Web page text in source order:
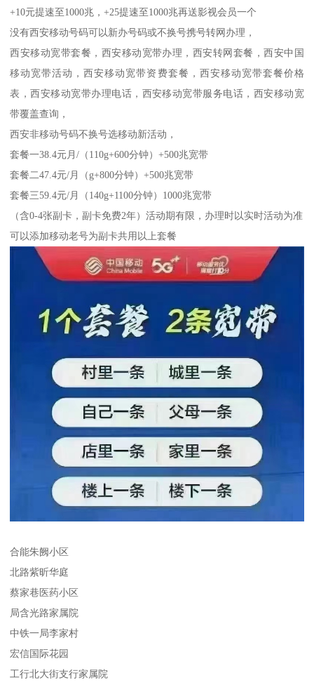
+10元提速至1000兆，+25提速至1000兆再送影视会员一个
没有西安移动号码可以新办号码或不换号携号转网办理，
西安移动宽带套餐，西安移动宽带办理，西安转网套餐，西安中国
移动宽带活动，西安移动宽带资费套餐，西安移动宽带套餐价格
表，西安移动宽带办理电话，西安移动宽带服务电话，西安移动宽
带覆盖查询，
西安非移动号码不换号选移动新活动，
套餐一38.4元月/（110g+600分钟）+500兆宽带
套餐二47.4元/月（g+800分钟）+500兆宽带
套餐三59.4元/月（140g+1100分钟）1000兆宽带
（含0-4张副卡，副卡免费2年）活动期有限，办理时以实时活动为准
可以添加移动老号为副卡共用以上套餐
合能朱阙小区
北路紫昕华庭
蔡家巷医药小区
局含光路家属院
中铁一局李家村
宏信国际花园
工行北大街支行家属院